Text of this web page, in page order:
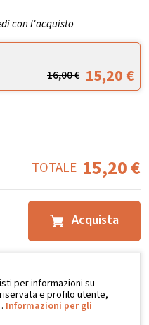
con l'acquisto
16,00€ 15,20€
TOTALE 15,20€
Acquista
per informazioni su
e profilo utente,
Informazioni per gli